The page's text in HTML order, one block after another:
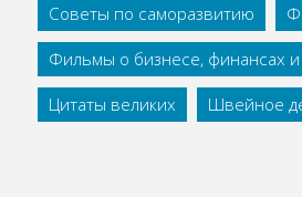
Советы по саморазвитию
Фильмы о бизнесе, финансах и
Цитаты великих
Швейное